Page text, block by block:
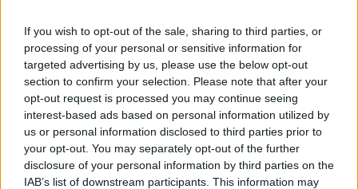
If you wish to opt-out of the sale, sharing to third parties, or
processing of your personal or sensitive information for
targeted advertising by us, please use the below opt-out
section to confirm your selection. Please note that after your
opt-out request is processed you may continue seeing
interest-based ads based on personal information utilized by
us or personal information disclosed to third parties prior to
your opt-out. You may separately opt-out of the further
disclosure of your personal information by third parties on the
IAB’s list of downstream participants. This information may
További cikkeink a témában
F1-Archív: Sainz örül Verstappen távozásának